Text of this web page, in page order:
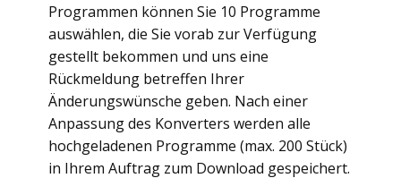
Programmen können Sie 10 Programme
auswählen, die Sie vorab zur Verfügung
gestellt bekommen und uns eine
Rückmeldung betreffen Ihrer
Änderungswünsche geben. Nach einer
Anpassung des Konverters werden alle
hochgeladenen Programme (max. 200 Stück)
in Ihrem Auftrag zum Download gespeichert.